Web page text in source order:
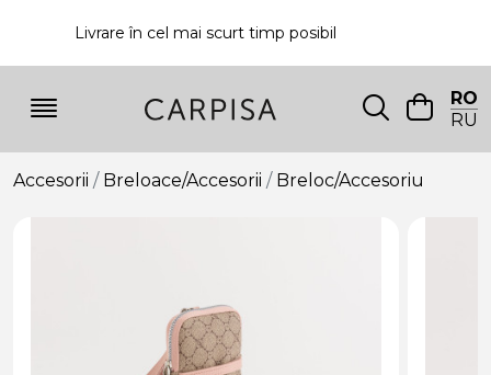
Livrare în cel mai scurt timp posibil
RO
RU
Accesorii Breloace/Accesorii Breloc/Accesoriu